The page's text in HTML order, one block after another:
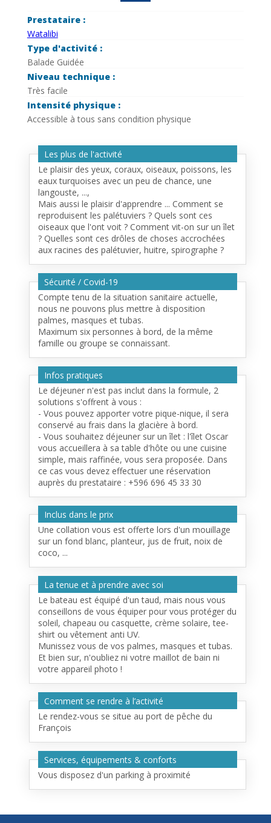
Prestataire :
Watalibi
Type d'activité :
Balade Guidée
Niveau technique :
Très facile
Intensité physique :
Accessible à tous sans condition physique
Les plus de l'activité
Le plaisir des yeux, coraux, oiseaux, poissons, les
eaux turquoises avec un peu de chance, une
langouste, ...,
Mais aussi le plaisir d'apprendre ... Comment se
reproduisent les palétuviers ? Quels sont ces
oiseaux que l'ont voit ? Comment vit-on sur un îlet
? Quelles sont ces drôles de choses accrochées
aux racines des palétuvier, huitre, spirographe ?
Sécurité / Covid-19
Compte tenu de la situation sanitaire actuelle,
nous ne pouvons plus mettre à disposition
palmes, masques et tubas.
Maximum six personnes à bord, de la même
famille ou groupe se connaissant.
Infos pratiques
Le déjeuner n'est pas inclut dans la formule, 2
solutions s'offrent à vous :
- Vous pouvez apporter votre pique-nique, il sera
conservé au frais dans la glacière à bord.
- Vous souhaitez déjeuner sur un îlet : l'îlet Oscar
vous accueillera à sa table d'hôte ou une cuisine
simple, mais raffinée, vous sera proposée. Dans
ce cas vous devez effectuer une réservation
auprès du prestataire : +596 696 45 33 30
Inclus dans le prix
Une collation vous est offerte lors d'un mouillage
sur un fond blanc, planteur, jus de fruit, noix de
coco, ...
La tenue et à prendre avec soi
Le bateau est équipé d'un taud, mais nous vous
conseillons de vous équiper pour vous protéger du
soleil, chapeau ou casquette, crème solaire, tee-
shirt ou vêtement anti UV.
Munissez vous de vos palmes, masques et tubas.
Et bien sur, n'oubliez ni votre maillot de bain ni
votre appareil photo !
Comment se rendre à l’activité
Le rendez-vous se situe au port de pêche du
François
Services, équipements & conforts
Vous disposez d'un parking à proximité